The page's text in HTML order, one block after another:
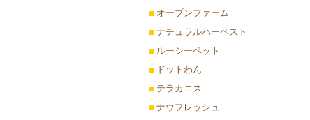
オープンファーム
ナチュラルハーベスト
ルーシーペット
ドットわん
テラカニス
ナウフレッシュ